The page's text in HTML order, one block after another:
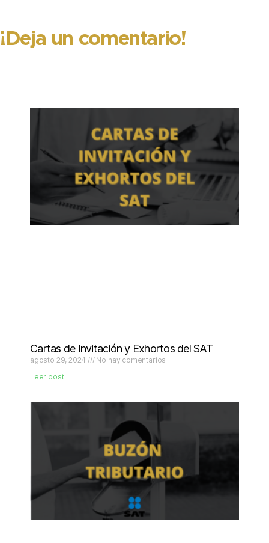
¡Deja un comentario!
Cartas de Invitación y Exhortos del SAT
agosto 29, 2024
No hay comentarios
Leer post